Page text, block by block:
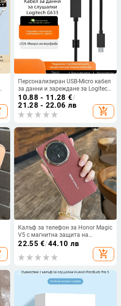
Персонализиран USB-Micro кабел
за данни и зареждане за Logitech
слушалки от серията G633
(G633S, G933S, G635)
10.88 - 11.28 €/
21.28 - 22.06 лв
add_shopping_cart
Калъф за телефон за Honor Magic
V5 с магнитна защита на
централната ос, пълна защита на
електроплатиране, защита срещу
22.55 €/44.10 лв
add_shopping_cart